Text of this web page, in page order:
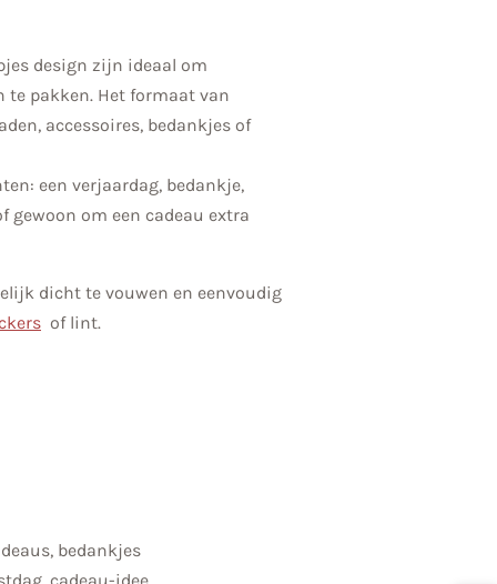
design zijn ideaal om
te pakken. Het formaat van
accessoires, bedankjes of
een verjaardag, bedankje,
gewoon om een cadeau extra
dicht te vouwen en eenvoudig
of lint.
bedankjes